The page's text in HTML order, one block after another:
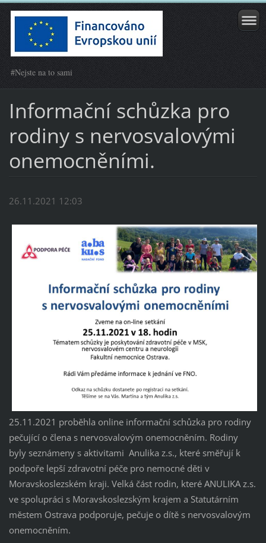
#Nejste na to sami
Informační schůzka pro
rodiny s nervosvalovými
onemocněními.
26.11.2021 12:03
25.11.2021 proběhla online informační schůzka pro rodiny
pečující o člena s nervosvalovým onemocněním. Rodiny
byly seznámeny s aktivitami Anulika z.s., které směřují k
podpoře lepší zdravotní péče pro nemocné děti v
Moravskoslezském kraji. Velká část rodin, které ANULIKA z.s.
ve spolupráci s Moravskoslezským krajem a Statutárním
městem Ostrava podporuje, pečuje o dítě s nervosvalovým
onemocněním.